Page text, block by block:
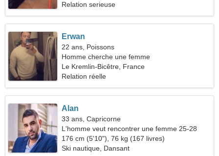
Relation serieuse
Erwan
22 ans, Poissons
Homme cherche une femme
Le Kremlin-Bicêtre, France
Relation réelle
Alan
33 ans, Capricorne
L'homme veut rencontrer une femme 25-28
176 cm (5'10"), 76 kg (167 livres)
Ski nautique, Dansant